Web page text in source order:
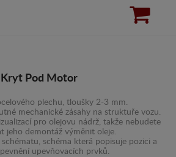
Kryt Pod Motor
plechu, tloušky 2-3 mm.
mechanické zásahy na struktuře vozu.
pro olejovu nádrž, takže nebudete
jeho demontáž výměnit oleje.
schéma která popisuje pozici a
upevňovacích prvků.